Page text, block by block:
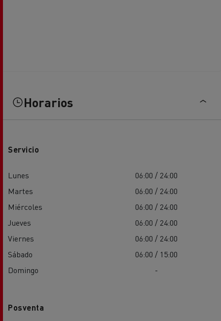
Horarios
Servicio
Lunes
06:00 / 24:00
Martes
06:00 / 24:00
Miércoles
06:00 / 24:00
Jueves
06:00 / 24:00
Viernes
06:00 / 24:00
Sábado
06:00 / 15:00
Domingo
-
Posventa